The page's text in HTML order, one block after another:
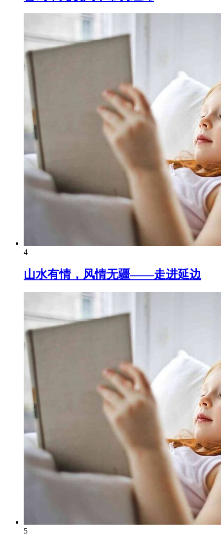
4
山水有情，风情无疆——走进延边
5